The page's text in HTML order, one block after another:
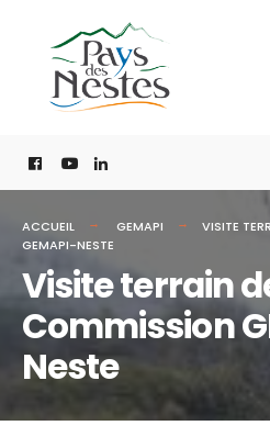
ACCUEIL GEMAPI
VISITE
GEMAPI-NESTE
Visite terrain
Commission
Neste